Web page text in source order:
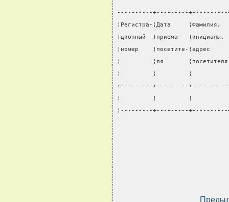
----------+---------
¦Регистра-¦Дата     ¦Фамилия,
¦ционный  ¦приема   ¦инициалы,
¦номер    ¦посетите-¦адрес
¦         ¦ля
¦         ¦         ¦          ¦
+---------+---------
¦         ¦         ¦
¦---------+---------